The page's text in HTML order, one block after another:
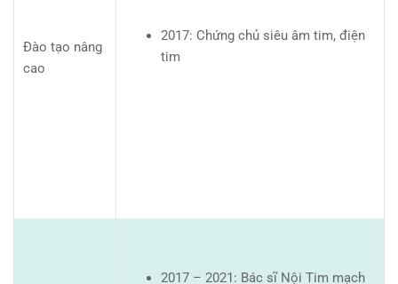
Đào tạo nâng
cao
2017: Chứng chủ siêu âm tim, điện
tim
2017 – 2021: Bác sĩ Nội Tim mạch